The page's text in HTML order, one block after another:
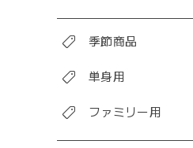
季節商品
単身用
ファミリー用